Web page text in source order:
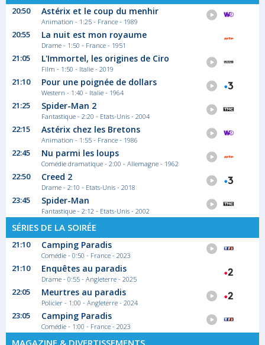
22:40
Les avions du bout du monde
Saison 2 épisode 2
Avec son petit monomoteur à hélice, Ian...
Série documentaire Science et technique
23:40
C dans l'air
Myriam Encaoua invite des spécialistes
pour...
00:45
La p'tite librairie
François Busnel propose chaque jour de...
Magazine Littéraire
00:50
Échappées belles
Au sommaire : «La Garrotxa, terre de
volcans» ;...
20:50 Astérix et le coup du menhir
Animation - 1:25 - France - 1989
20:55 La nuit est mon royaume
Drame - 1:50 - France - 1951
21:05 L'Immortel, les origines de Ciro
Film - 1:50 - Italie - 2019
21:10 Pour une poignée de dollars
Western - 1:40 - Italie - 1964
21:25 Spider-Man 2
Fantastique - 2:20 - Etats-Unis - 2004
22:15 Astérix chez les Bretons
Animation - 1:55 - France - 1986
22:45 Nu parmi les loups
Comédie dramatique - 2:00 - Allemagne - 1962
22:50 Creed 2
Drame - 2:10 - Etats-Unis - 2018
23:45 Spider-Man
Fantastique - 2:12 - Etats-Unis - 2002
SÉRIES DE LA SOIRÉE
21:10 Camping Paradis
Comédie - 0:50 - France - 2023
21:10 Enquêtes au paradis
Drame - 0:55 - Angleterre - 2025
22:05 Meurtres au paradis
Policier - 1:00 - Angleterre - 2024
23:05 Camping Paradis
Comédie - 1:00 - France - 2023
MAGAZINE & DIVERTISSEMENTS